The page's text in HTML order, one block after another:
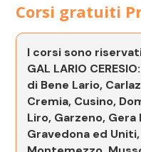
Corsi gratuiti
I corsi sono
GAL LARIO
di Bene Lario,
Cremia, Cusino,
Liro, Garzeno,
Gravedona ed